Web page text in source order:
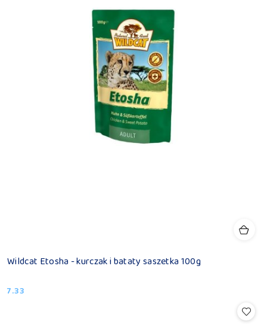
Wildcat Etosha - kurczak i bataty saszetka 100g
Cena:
7.33